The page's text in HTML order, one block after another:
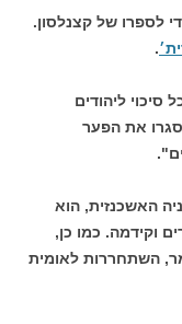
לספרו של קצנלסון.
.
סיכוי ליהודים
את הפער
האשכנזית, הוא
וקידמה. כמו כן,
השתחררות לאומית